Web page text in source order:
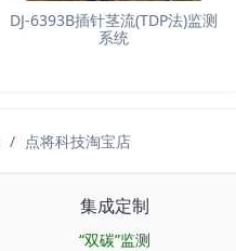
DJ-6393B插针茎流(TDP法)监测
系统
点将科技淘宝店
集成定制
“双碳”监测